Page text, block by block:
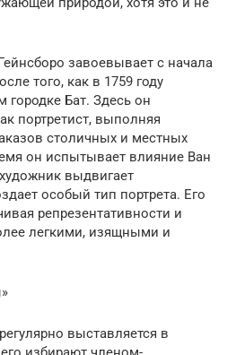
завоевывает с начала
того, как в 1759 году
городке Бат. Здесь он
портретист, выполняя
столичных и местных
он испытывает влияние Ван
выдвигает
особый тип портрета. Его
репрезентативности и
легкими, изящными и
выставляется в